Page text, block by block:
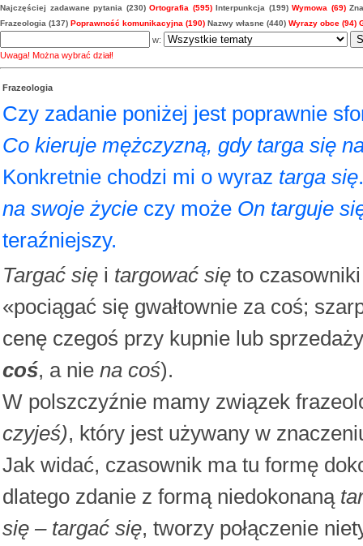
Najczęściej zadawane pytania (230) Ortografia (595) Interpunkcja (199) Wymowa (69)
Frazeologia (137) Poprawność komunikacyjna (190) Nazwy własne (440) Wyrazy obce (94)
w:
Uwaga! Można wybrać dział!
Frazeologia
Czy zadanie poniżej jest poprawnie
Co kieruje mężczyzną, gdy targa się
Konkretnie chodzi mi o wyraz targa się
na swoje życie czy może On targuje
teraźniejszy.
Targać się i targować się to
«pociągać się gwałtownie za coś;
cenę czegoś przy kupnie lub
coś, a nie na coś).
W polszczyźnie mamy związek
czyjeś), który jest używany w
Jak widać, czasownik ma tu formę
dlatego zdanie z formą niedokonaną
się – targać się, tworzy połączenie